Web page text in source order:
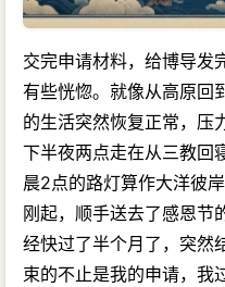
交完申请材料，给博导发
有些恍惚。就像从高原回
的生活突然恢复正常，压
下半夜两点走在从三教回
晨2点的路灯算作大洋彼
刚起，顺手送去了感恩节
经快过了半个月了，突然
束的不止是我的申请，我